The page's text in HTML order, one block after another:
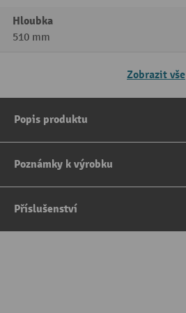
Hloubka
510 mm
Zobrazit vše
Popis produktu
Poznámky k výrobku
Příslušenství